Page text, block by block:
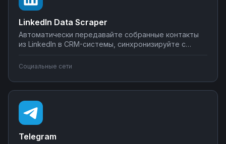
LinkedIn Data Scraper
Автоматически передавайте собранные контакты
из LinkedIn в CRM-системы, синхронизируйте с
продаж. Настройте интеграции LinkedIn Data Scraper
сложных сценариев обработки лидов.
Социальные сети
Telegram